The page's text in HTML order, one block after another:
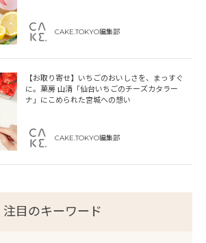
CAKE.TOKYO編集部
【お取り寄せ】いちごのおいしさを、まっすぐ
に。菓房 山清「仙台いちごのチーズカタラー
ナ」にこめられた宮城への想い
CAKE.TOKYO編集部
注目のキーワード